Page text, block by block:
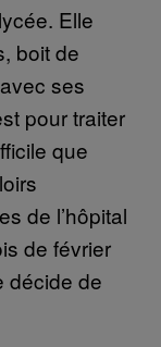
Elle
boit de
ses
pour traiter
que
de l’hôpital
de février
décide de